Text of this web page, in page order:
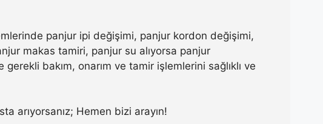
panjur ipi değişimi, panjur kordon değişimi,
makas tamiri, panjur su alıyorsa panjur
bakım, onarım ve tamir işlemlerini sağlıklı ve
arıyorsanız; Hemen bizi arayın!